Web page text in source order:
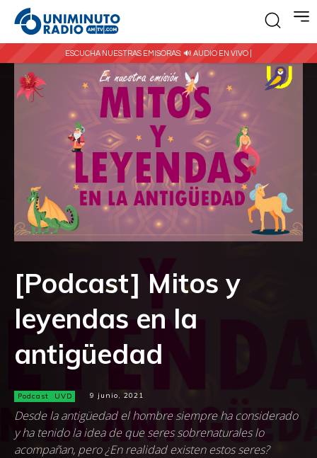
ESCUCHA NUESTRAS EMISORAS: 🔊 AUDIO EN VIVO |
[Podcast] Mitos y
leyendas en la
antigüedad
Podcast UVD 9 junio, 2021
Desde la antigüedad el hombre siempre ha considerado
y ha tenido la idea de que seres sobrenaturales lo
acompañan, pero ¿En realidad existen estos seres?